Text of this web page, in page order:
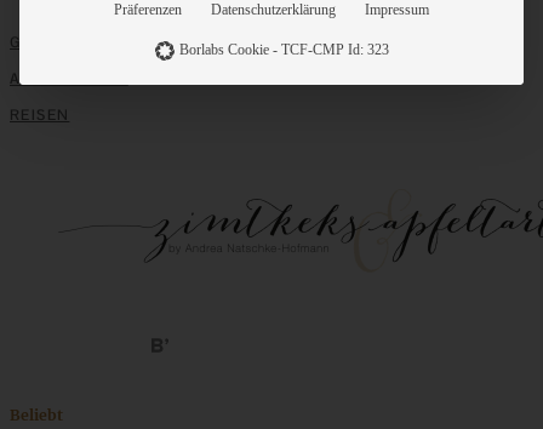
GRUNDLAGEN
ALLE REZEPTE
REISEN
Beliebt
Präferenzen Datenschutzerklärung Impressum
Borlabs Cookie - TCF-CMP Id: 323